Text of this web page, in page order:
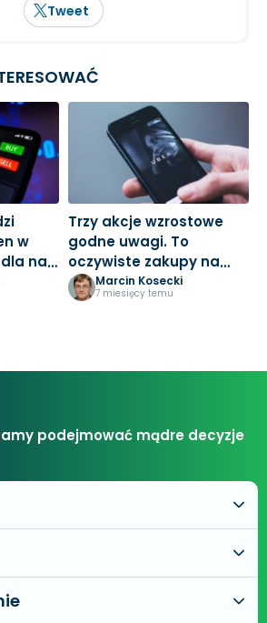
Tweet
w
dla nas
Trzy akcje wzrostowe
godne uwagi. To
oczywiste zakupy na
nowy rok
Marcin Kosecki
7 miesięcy temu
podejmować mądre decyzje